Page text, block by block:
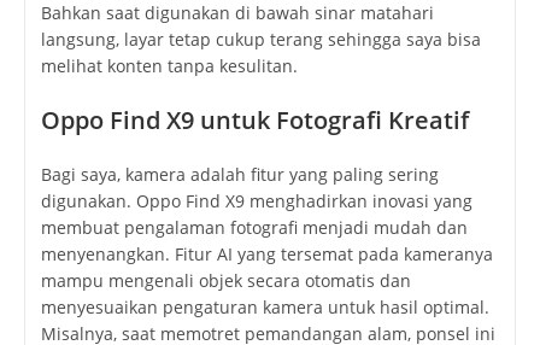
Bahkan saat digunakan di bawah sinar matahari
langsung, layar tetap cukup terang sehingga saya bisa
melihat konten tanpa kesulitan.
Oppo Find X9 untuk Fotografi Kreatif
Bagi saya, kamera adalah fitur yang paling sering
digunakan. Oppo Find X9 menghadirkan inovasi yang
membuat pengalaman fotografi menjadi mudah dan
menyenangkan. Fitur AI yang tersemat pada kameranya
mampu mengenali objek secara otomatis dan
menyesuaikan pengaturan kamera untuk hasil optimal.
Misalnya, saat memotret pemandangan alam, ponsel ini